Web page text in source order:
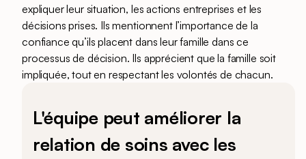
expliquer leur situation, les actions entreprises et les
décisions prises. Ils mentionnent l’importance de la
confiance qu’ils placent dans leur famille dans ce
processus de décision. Ils apprécient que la famille soit
impliquée, tout en respectant les volontés de chacun.
L'équipe peut améliorer la
relation de soins avec les